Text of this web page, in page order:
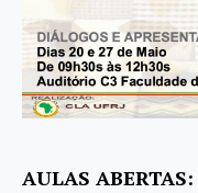
AULAS ABERTAS: